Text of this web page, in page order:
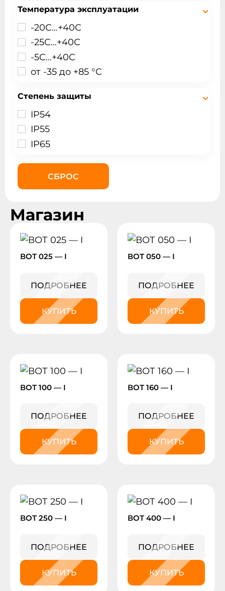
Температура эксплуатации
-20С…+40С
-25С…+40С
-5С…+40С
от -35 до +85 °С
Степень защиты
IP54
IP55
IP65
СБРОС
Магазин
ВОТ 025 — I
ПОДРОБНЕЕ
КУПИТЬ
ВОТ 050 — I
ПОДРОБНЕЕ
КУПИТЬ
ВОТ 100 — I
ПОДРОБНЕЕ
КУПИТЬ
ВОТ 160 — I
ПОДРОБНЕЕ
КУПИТЬ
ВОТ 250 — I
ПОДРОБНЕЕ
КУПИТЬ
ВОТ 400 — I
ПОДРОБНЕЕ
КУПИТЬ